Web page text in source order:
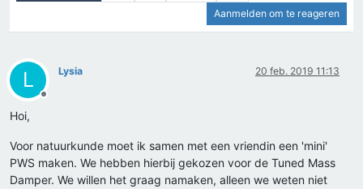
Aanmelden om te reageren
L
Offline
Lysia 20 feb. 2019 11:13
Hoi,
Voor natuurkunde moet ik samen met een vriendin een 'mini'
PWS maken. We hebben hierbij gekozen voor de Tuned Mass
Damper. We willen het graag namaken, alleen we weten niet